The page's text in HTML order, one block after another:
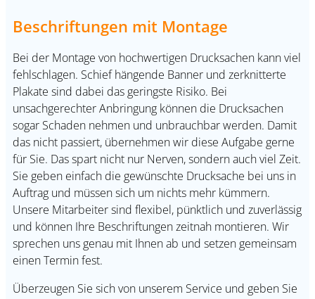
Beschriftungen mit Montage
Bei der Montage von hochwertigen Drucksachen kann viel
fehlschlagen. Schief hängende Banner und zerknitterte
Plakate sind dabei das geringste Risiko. Bei
unsachgerechter Anbringung können die Drucksachen
sogar Schaden nehmen und unbrauchbar werden. Damit
das nicht passiert, übernehmen wir diese Aufgabe gerne
für Sie. Das spart nicht nur Nerven, sondern auch viel Zeit.
Sie geben einfach die gewünschte Drucksache bei uns in
Auftrag und müssen sich um nichts mehr kümmern.
Unsere Mitarbeiter sind flexibel, pünktlich und zuverlässig
und können Ihre Beschriftungen zeitnah montieren. Wir
sprechen uns genau mit Ihnen ab und setzen gemeinsam
einen Termin fest.
Überzeugen Sie sich von unserem Service und geben Sie